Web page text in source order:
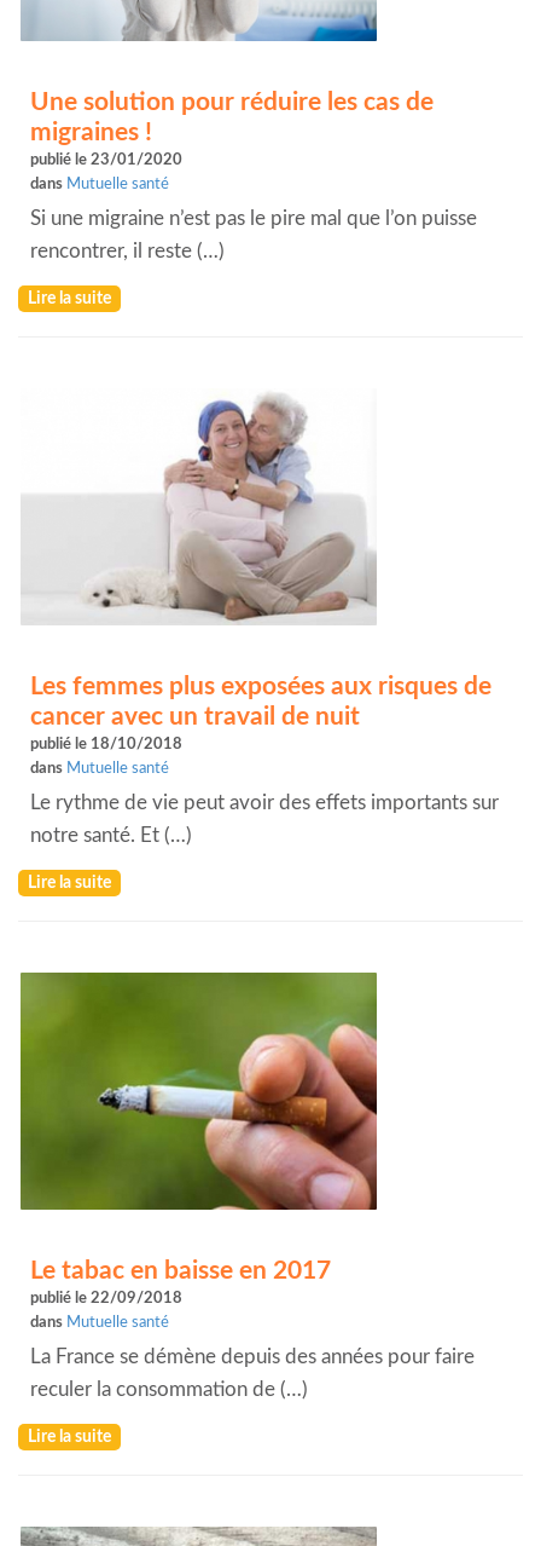
Une solution pour réduire les cas de
migraines !
publié le 23/01/2020
dans Mutuelle santé
Si une migraine n’est pas le pire mal que l’on puisse
rencontrer, il reste (…)
Lire la suite
Les femmes plus exposées aux risques de
cancer avec un travail de nuit
publié le 18/10/2018
dans Mutuelle santé
Le rythme de vie peut avoir des effets importants sur
notre santé. Et (…)
Lire la suite
Le tabac en baisse en 2017
publié le 22/09/2018
dans Mutuelle santé
La France se démène depuis des années pour faire
reculer la consommation de (…)
Lire la suite